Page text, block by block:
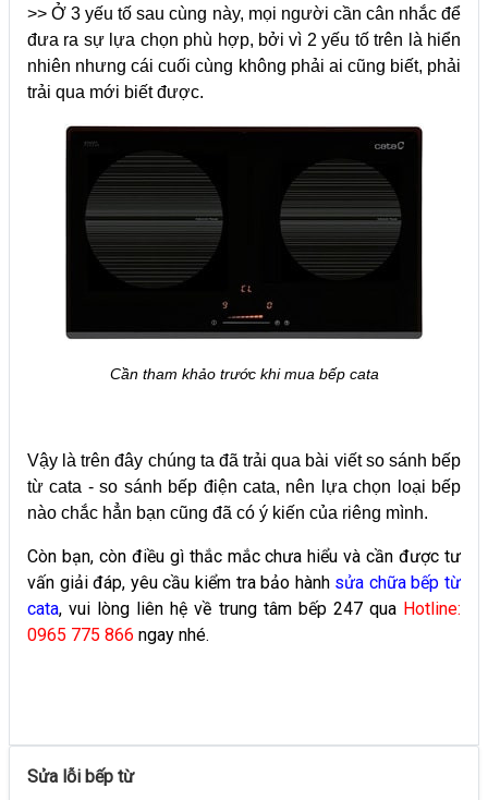
>> Ở 3 yếu tố sau cùng này, mọi người cần cân nhắc để
đưa ra sự lựa chọn phù hợp, bởi vì 2 yếu tố trên là hiển
nhiên nhưng cái cuối cùng không phải ai cũng biết, phải
trải qua mới biết được.
Cần tham khảo trước khi mua bếp cata
Vậy là trên đây chúng ta đã trải qua bài viết so sánh bếp
từ cata - so sánh bếp điện cata, nên lựa chọn loại bếp
nào chắc hẳn bạn cũng đã có ý kiến của riêng mình.
Còn bạn, còn điều gì thắc mắc chưa hiểu và cần được tư
vấn giải đáp, yêu cầu kiểm tra bảo hành sửa chữa bếp từ
cata, vui lòng liên hệ về trung tâm bếp 247 qua Hotline:
0965 775 866 ngay nhé.
Sửa lỗi bếp từ